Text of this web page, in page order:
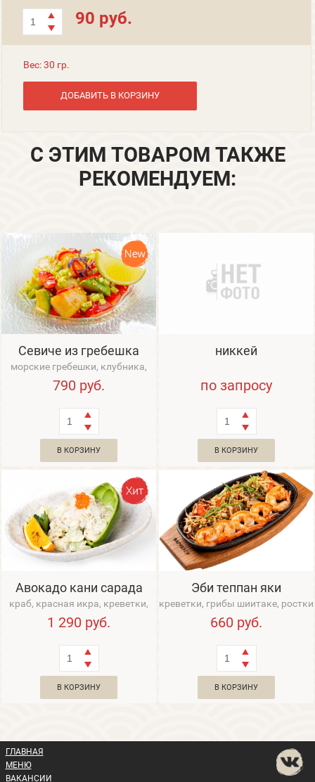
90 руб.
Вес: 30 гр.
ДОБАВИТЬ В КОРЗИНУ
С ЭТИМ ТОВАРОМ ТАКЖЕ
РЕКОМЕНДУЕМ:
Севиче из гребешка
морские гребешки, клубника,
авокадо, огурец, кунжут юдзу,
соус баз...
790 руб.
В КОРЗИНУ
никкей
по запросу
В КОРЗИНУ
Авокадо кани сарада
краб, красная икра, креветки,
авокадо
1 290 руб.
В КОРЗИНУ
Эби теппан яки
креветки, грибы шиитаке, ростки
сои, овощи
660 руб.
В КОРЗИНУ
ГЛАВНАЯ
МЕНЮ
ВАКАНСИИ